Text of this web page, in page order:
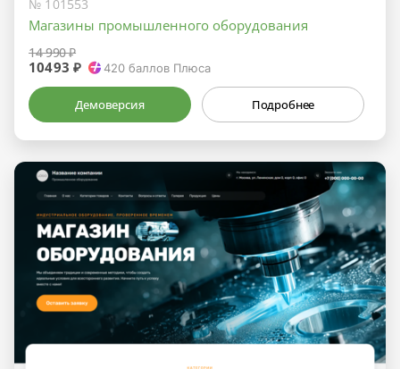
№ 101553
Магазины промышленного оборудования
14 990 ₽
10493 ₽ 420 баллов Плюса
Демоверсия Подробнее